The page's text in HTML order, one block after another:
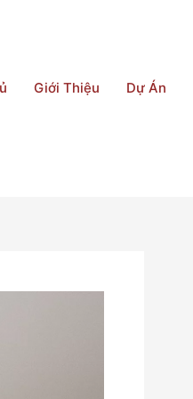
Giới Thiệu Dự Án